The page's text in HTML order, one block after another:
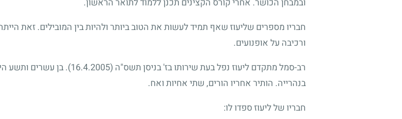
ובמבחן הכושר. אחרי קורס הקצינים תכנן ללמוד לתואר הראשון.
חבריו מספרים שליעוז שאף תמיד לעשות את הטוב ביותר ולהיות בין המובילים. זאת
ורכיבה על אופנועים.
רב-סמל מתקדם ליעוז נפל בעת שירותו בז' בניסן תשס"ה (16.4.2005)
. בן עשרים ותשע
בנהרייה. הותיר אחריו הורים, שתי אחיות ואח.
חבריו של ליעוז ספדו לו: